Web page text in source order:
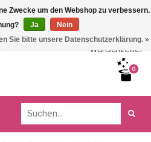
können Sie derzeit nicht
Wunschzettel
0
Zwecke um den Webshop zu verbessern.
Ja
Nein
Sie bitte unsere Datenschutzerklärung. »